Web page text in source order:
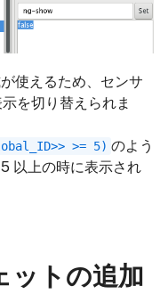
使えるため、センサ
を切り替えられま
>= 5) のよう
以上の時に表示され
ットの追加